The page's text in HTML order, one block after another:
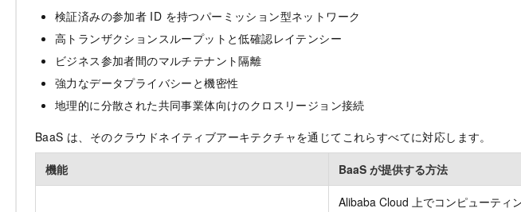
検証済みの参加者 ID を持つパーミッション型ネットワーク
高トランザクションスループットと低確認レイテンシー
ビジネス参加者間のマルチテナント隔離
強力なデータプライバシーと機密性
地理的に分散された共同事業体向けのクロスリージョン接続
BaaS は、そのクラウドネイティブアーキテクチャを通じてこれらすべてに対応します。
機能 BaaS が提供する方法
Alibaba Cloud 上でコンピューティ